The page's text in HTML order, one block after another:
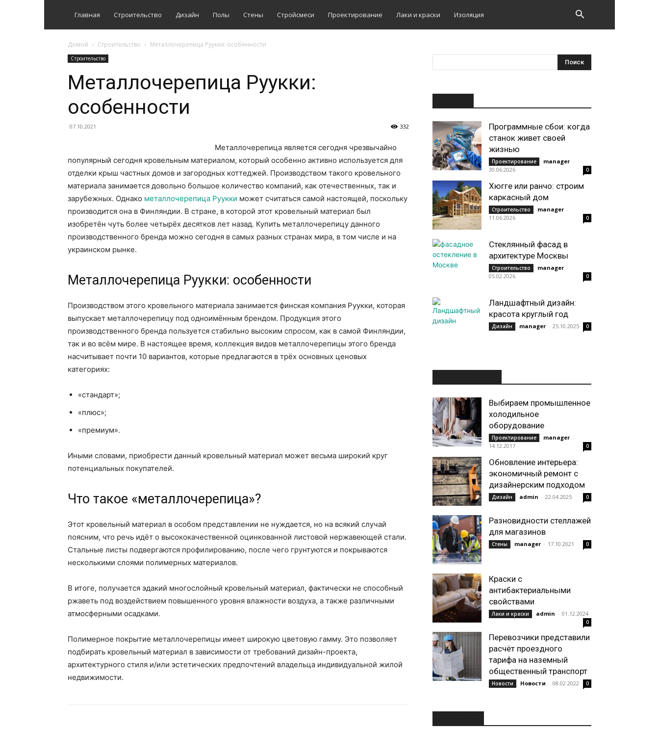
Главная Строительство Дизайн Полы Стены Стройсмеси Проектирование Лаки и краски Изоляция
Домой Строительство Металлочерепица Руукки: особенности
Строительство
Металлочерепица Руукки:
особенности
07.10.2021 332
Металлочерепица является сегодня чрезвычайно
популярный сегодня кровельным материалом, который особенно активно используется для
отделки крыш частных домов и загородных коттеджей. Производством такого кровельного
материала занимается довольно большое количество компаний, как отечественных, так и
зарубежных. Однако металлочерепица Руукки может считаться самой настоящей, поскольку
производится она в Финляндии. В стране, в которой этот кровельный материал был
изобретён чуть более четырёх десятков лет назад. Купить металлочерепицу данного
производственного бренда можно сегодня в самых разных странах мира, в том числе и на
украинском рынке.
Металлочерепица Руукки: особенности
Производством этого кровельного материала занимается финская компания Руукки, которая
выпускает металлочерепицу под одноимённым брендом. Продукция этого
производственного бренда пользуется стабильно высоким спросом, как в самой Финляндии,
так и во всём мире. В настоящее время, коллекция видов металлочерепицы этого бренда
насчитывает почти 10 вариантов, которые предлагаются в трёх основных ценовых
категориях:
«стандарт»;
«плюс»;
«премиум».
Иными словами, приобрести данный кровельный материал может весьма широкий круг
потенциальных покупателей.
Что такое «металлочерепица»?
Этот кровельный материал в особом представлении не нуждается, но на всякий случай
поясним, что речь идёт о высококачественной оцинкованной листовой нержавеющей стали.
Стальные листы подвергаются профилированию, после чего грунтуются и покрываются
несколькими слоями полимерных материалов.
В итоге, получается эдакий многослойный кровельный материал, фактически не способный
ржаветь под воздействием повышенного уровня влажности воздуха, а также различными
атмосферными осадками.
Полимерное покрытие металлочерепицы имеет широкую цветовую гамму. Это позволяет
подбирать кровельный материал в зависимости от требований дизайн-проекта,
архитектурного стиля и/или эстетических предпочтений владельца индивидуальной жилой
недвижимости.
Программные сбои: когда
станок живет своей
жизнью
Проектирование manager -
30.06.2026
0
Хюгге или ранчо: строим
каркасный дом
Строительство manager -
11.06.2026
0
Стеклянный фасад в
архитектуре Москвы
Строительство manager -
05.02.2026
0
Ландшафтный дизайн:
красота круглый год
Дизайн manager - 25.10.2025 0
Выбираем промышленное
холодильное
оборудование
Проектирование manager -
14.12.2017
0
Обновление интерьера:
экономичный ремонт с
дизайнерским подходом
Дизайн admin - 22.04.2025 0
Разновидности стеллажей
для магазинов
Стены manager - 17.10.2021 0
Краски с
антибактериальными
свойствами
Лаки и краски admin - 01.12.2024
0
Перевозчики представили
расчёт проездного
тарифа на наземный
общественный транспорт
Новости Новости - 08.02.2022 0